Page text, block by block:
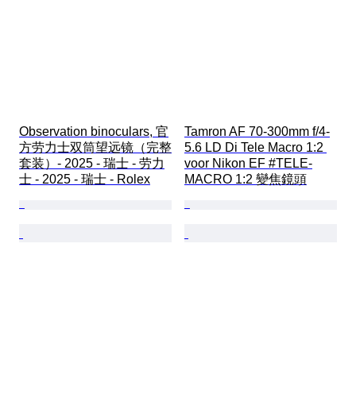
Observation binoculars, 官
方劳力士双筒望远镜（完整
套装）- 2025 - 瑞士 - 劳力
士 - 2025 - 瑞士 - Rolex
Tamron AF 70-300mm f/4-
5.6 LD Di Tele Macro 1:2
voor Nikon EF #TELE-
MACRO 1:2 變焦鏡頭